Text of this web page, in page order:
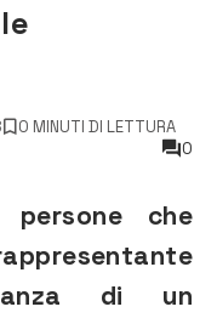
0 MINUTI DI LETTURA
0
persone che
di un